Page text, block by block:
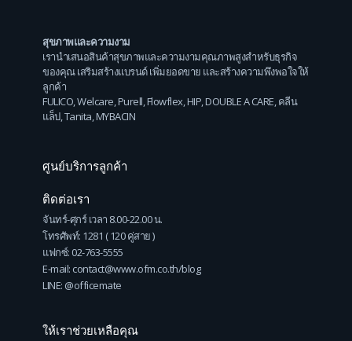
สุขภาพและความงาม
เรานำเสนอสินค้าสุขภาพและความงามคุณภาพสูงสำหรับธุรกิจ
ของคุณ เสริมสร้างแบรนด์ เพิ่มยอดขาย และสร้างความพึงพอใจให้
ลูกค้า
FULICO,Welcare,Purell,Flowflex,HIP,DOUBLE A CARE,คลีน
แล็ป,Tanita,MYBACIN
ศูนย์บริการลูกค้า
ติดต่อเรา
จันทร์-ศุกร์ เวลา 8.00-22.00 น.
โทรศัพท์: 1281 ( 120 คู่สาย )
แฟกซ์: 02-763-5555
E-mail: contact@www.ofm.co.th/blog
LINE: @officemate
ให้เราช่วยเหลือคุณ